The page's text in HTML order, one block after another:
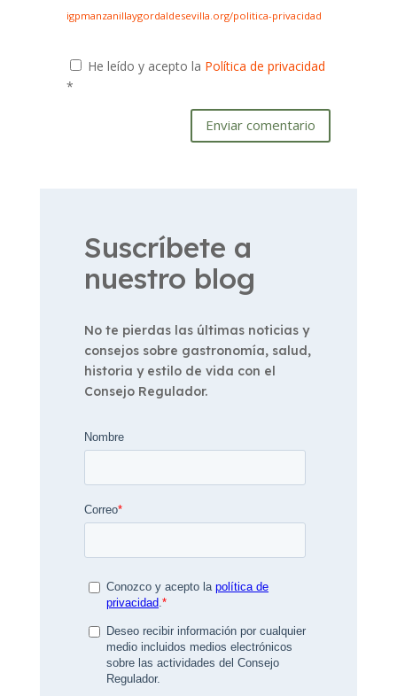
igpmanzanillaygordaldesevilla.org/politica-privacidad
He leído y acepto la Política de privacidad
*
Enviar comentario
Suscríbete a
nuestro blog
No te pierdas las últimas noticias y
consejos sobre gastronomía, salud,
historia y estilo de vida con el
Consejo Regulador.